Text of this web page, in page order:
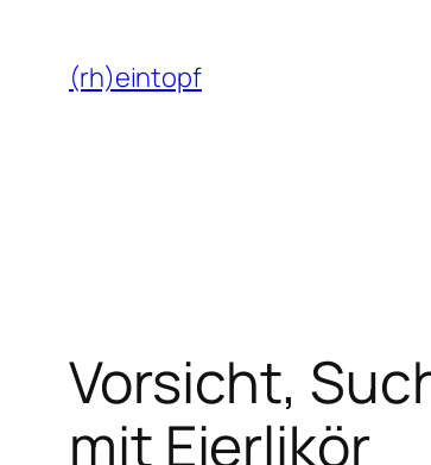
Inhalt
springen
(rh)eintopf
Vorsicht,
mit Eierlikör